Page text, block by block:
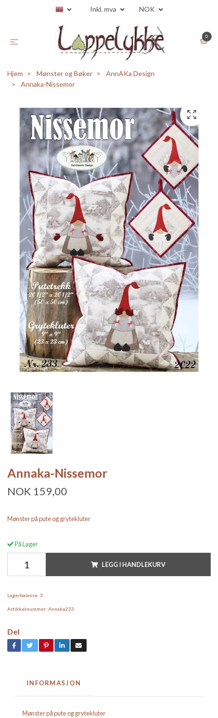
Inkl. mva NOK
0
Hjem Mønster og Bøker
AnnAKa Design
Annaka-Nissemor
Annaka-Nissemor
NOK 159,00
Mønster på pute og grytekluter
På Lager
LEGG I HANDLEKURV
Lagerbalanse: 3
Artikkelnummer: Annaka233
Del
INFORMASJON
Mønster på pute og grytekluter